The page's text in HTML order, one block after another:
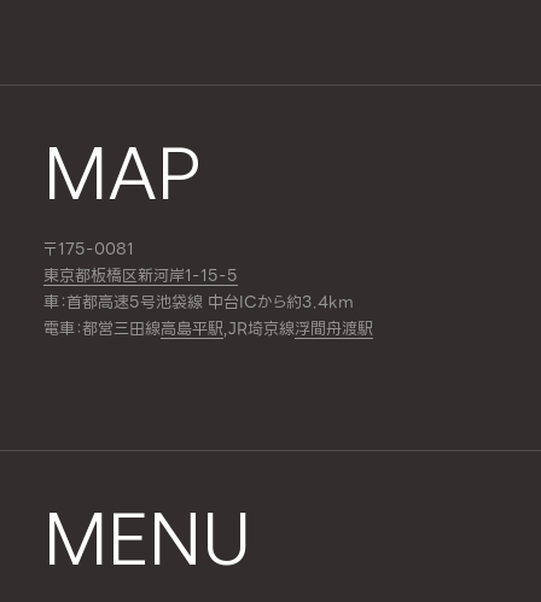
MAP
〒175-0081
東京都板橋区新河岸1-15-5
車：首都高速5号池袋線 中台ICから約3.4km
電車：都営三田線高島平駅,JR埼京線浮間舟渡駅
MENU